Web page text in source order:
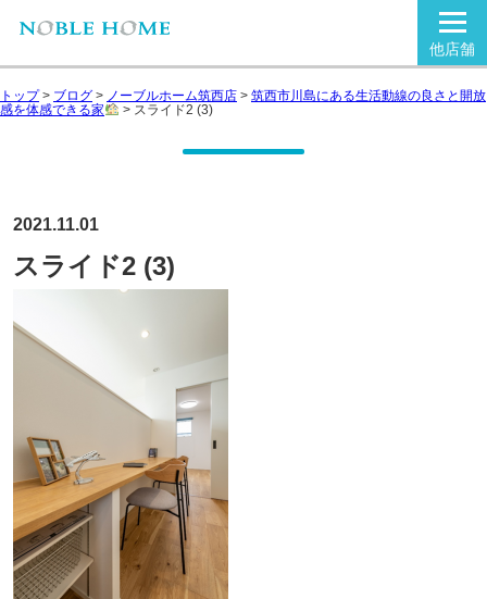
他店舗
トップ> ブログ > ノーブルホーム筑西店 > 筑西市川島にある生活動線の良さと開放
感を体感できる家
> スライド2 (3)
2021.11.01
スライド2 (3)